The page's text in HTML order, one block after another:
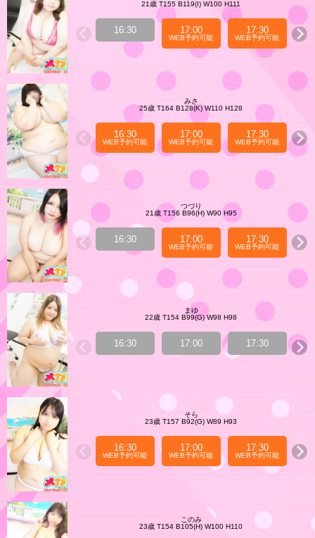
21歳 T155 B119(I) W100 H111
16:30 17:00
WEB予約可能
17:30
WEB予約可能
みさ
25歳 T164 B128(K) W110 H128
16:30
WEB予約可能
17:00
WEB予約可能
17:30
WEB予約可能
つづり
21歳 T156 B96(H) W90 H95
16:30 17:00
WEB予約可能
17:30
WEB予約可能
まゆ
22歳 T154 B99(G) W98 H98
16:30 17:00 17:30
そら
23歳 T157 B92(G) W89 H93
16:30
WEB予約可能
17:00
WEB予約可能
17:30
WEB予約可能
このみ
23歳 T154 B105(H) W100 H110